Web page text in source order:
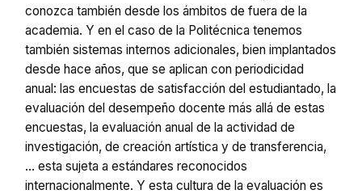
conozca también desde los ámbitos de fuera de la
academia. Y en el caso de la Politécnica tenemos
también sistemas internos adicionales, bien implantados
desde hace años, que se aplican con periodicidad
anual: las encuestas de satisfacción del estudiantado, la
evaluación del desempeño docente más allá de estas
encuestas, la evaluación anual de la actividad de
investigación, de creación artística y de transferencia,
… esta sujeta a estándares reconocidos
internacionalmente. Y esta cultura de la evaluación es